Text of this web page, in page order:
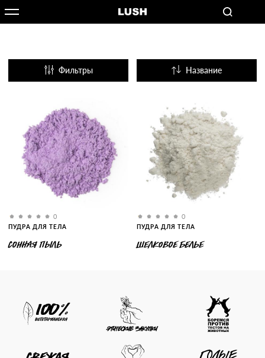
Фильтры Название
0
ПУДРА ДЛЯ ТЕЛА
СОННАЯ ПЫЛЬ
0
ПУДРА ДЛЯ ТЕЛА
ШЕЛКОВОЕ БЕЛЬЕ